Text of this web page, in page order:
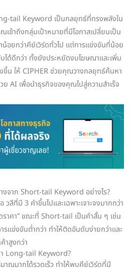
tail Keyword เป็นกลยุทธ์ที่ทรงพลังใน
ข้าถึงกลุ่มเป้าหมายที่มีโอกาสเปลี่ยนเป็น
อยกว่าคีย์เวิร์ดทั่วไป แต่การแข่งขันที่น้อย
ได้ดีกว่า ทั้งยังประหยัดงบโฆษณาและเพิ่ม
ขึ้น ให้ CIPHER ช่วยคุณวางกลยุทธ์ค้นหา
AI เพื่อนำธุรกิจของคุณไปสู่ความสำเร็จ
จาก Short-tail Keyword อย่างไร?
ที่มี 3 คำขึ้นไปและเฉพาะเจาะจงมากกว่า
ราคา” ขณะที่ Short-tail เป็นคำสั้น ๆ เช่น
รแข่งขันต่ำกว่า ทำให้ติดอันดับง่ายกว่าและ
าสูงกว่า
Long-tail Keyword?
าณมากได้รวดเร็ว ทำให้พบคีย์เวิร์ดที่มี